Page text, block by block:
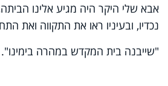
אבא שלי היקר היה מגיע אלינו
נכדיו, ובעיניו ראו את התקווה ואת
"שייבנה בית המקדש במהרה בימינו".